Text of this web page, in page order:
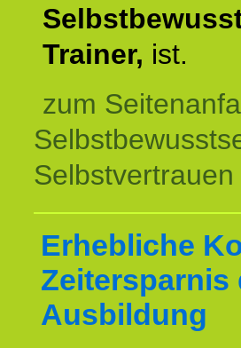
Trainer, ist.
zum
Erhebliche
Zeitersparnis
Ausbildung